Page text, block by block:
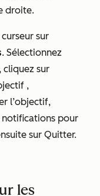
droite.
sur
. Sélectionnez
cliquez sur
,
l’objectif,
pour
sur Quitter.
les